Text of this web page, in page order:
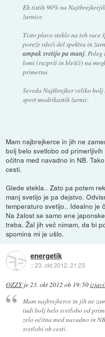
Eh tistih 90% na
žarnice.
Tisto plavo steklo na teh race
poreže rdeči del spektra in
ampak svetijo pa manj. Poleg
lomi (razprši in blešči) na
primerna.
Seveda Najtbrejker veliko bolj
sport modrikastih žarnic.
Mam najbrejkerce in jih ne
bolj belo svetlobo od
očitna med navadno in NB.
cesti.
Glede stekla.. Zato pa potem
manj svetijo je pa dejstvo.
temperaturo svetijo.. Idealno je
Na žalost se samo ene
treba. Žal jih več nimam, da bi
spomina mi je ušlo.
energetik
::23. okt 2012, 21:23
OZZYje23. okt 2012 ob 19:50
Mam najbrejkerce in jih ne
tudi bolj belo svetlobo od
zelo očitna med navadno in
svetlobi ob cesti.